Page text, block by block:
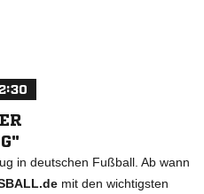
in deutschen Fußball. Ab wann
mit den wichtigsten